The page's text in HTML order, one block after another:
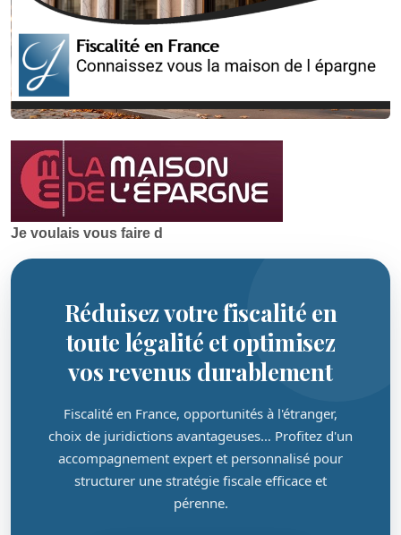
Je voulais vous faire d
Réduisez votre fiscalité en
toute légalité et optimisez
vos revenus durablement
Fiscalité en France, opportunités à l'étranger,
choix de juridictions avantageuses… Profitez d'un
accompagnement expert et personnalisé pour
structurer une stratégie fiscale efficace et
pérenne.